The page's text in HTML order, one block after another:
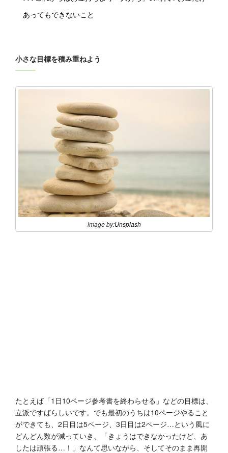
あってもできないこと
小さな目標を積み重ねよう
image by:Unsplash
たとえば「1日10ページ参考書を終わらせる」などの目標は、
立派ですばらしいです。でも最初のうちは10ページやること
ができても、2日目は5ページ、3日目は2ページ…という風に
どんどん数が減っていき、「きょうはできなかったけど、あ
したは頑張る…！」なんて思いながら、そしてそのまま再開